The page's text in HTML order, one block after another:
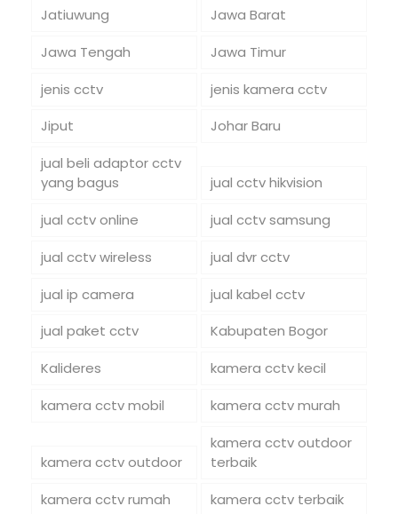
Jatiuwung
Jawa Barat
Jawa Tengah
Jawa Timur
jenis cctv
jenis kamera cctv
Jiput
Johar Baru
jual beli adaptor cctv
yang bagus
jual cctv hikvision
jual cctv online
jual cctv samsung
jual cctv wireless
jual dvr cctv
jual ip camera
jual kabel cctv
jual paket cctv
Kabupaten Bogor
Kalideres
kamera cctv kecil
kamera cctv mobil
kamera cctv murah
kamera cctv outdoor
kamera cctv outdoor
terbaik
kamera cctv rumah
kamera cctv terbaik